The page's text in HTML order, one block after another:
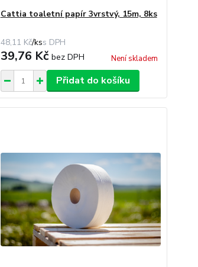
Cattia toaletní papír 3vrstvý, 15m, 8ks
48,11 Kč/ks
39,76 Kč bez DPH Není skladem
Přidat do košíku